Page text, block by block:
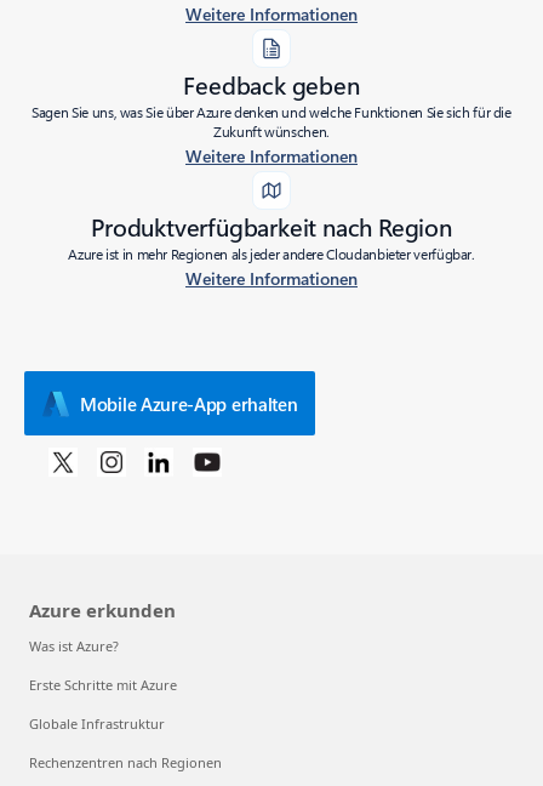
Weitere Informationen
Feedback geben
Sagen Sie uns, was Sie über Azure denken und welche Funktionen Sie sich für die
Zukunft wünschen.
Weitere Informationen
Produktverfügbarkeit nach Region
Azure ist in mehr Regionen als jeder andere Cloudanbieter verfügbar.
Weitere Informationen
Mobile Azure-App erhalten
Azure erkunden
Was ist Azure?
Erste Schritte mit Azure
Globale Infrastruktur
Rechenzentren nach Regionen